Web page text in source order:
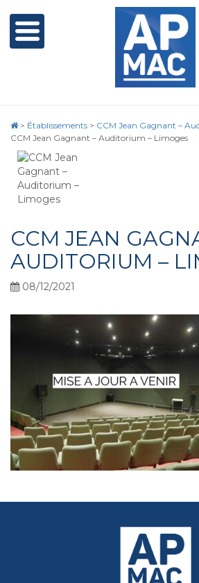
> Établissements > CCM Jean Gagnant –
CCM Jean Gagnant – Auditorium – Limoges
CCM JEAN
AUDITORIUM –
08/12/2021